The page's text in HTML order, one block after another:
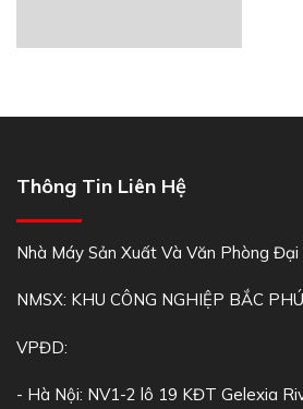
Thông Tin Liên Hệ
Nhà Máy Sản Xuất Và Văn Phòng Đại
NMSX: KHU CÔNG NGHIỆP BẮC
VPĐD:
- Hà Nội: NV1-2 lô 19 KĐT Gelexia